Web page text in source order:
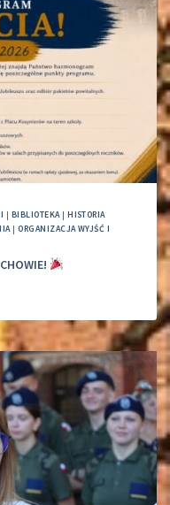
| BIBLIOTEKA|HISTORIA
|ORGANIZACJA WYJŚĆ I